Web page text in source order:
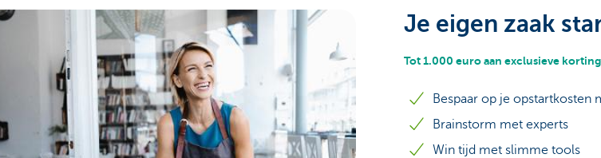
Je eigen zaak
Tot 1.000 euro aan exclusieve
Bespaar op je opstartkosten
Brainstorm met experts
Win tijd met slimme tools